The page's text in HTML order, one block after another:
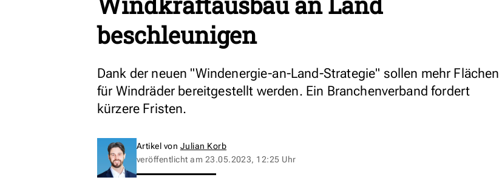
beschleunigen
Dank der neuen "Windenergie-an-Land-Strategie" sollen mehr Flächen
für Windräder bereitgestellt werden. Ein Branchenverband fordert
kürzere Fristen.
Artikel von Julian Korb
veröffentlicht am 23.05.2023, 12:25 Uhr